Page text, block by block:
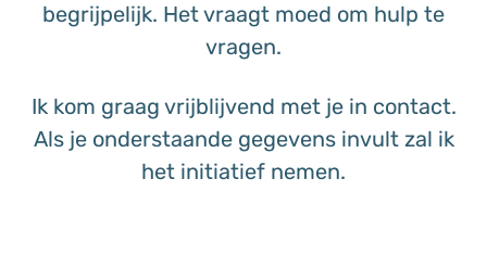
begrijpelijk. Het vraagt moed om hulp te
vragen.
Ik kom graag vrijblijvend met je in contact.
Als je onderstaande gegevens invult zal ik
het initiatief nemen.